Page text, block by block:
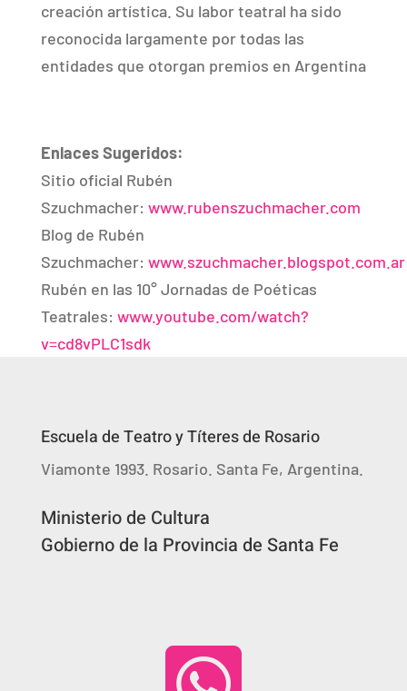
creación artística. Su labor teatral ha sido
reconocida largamente por todas las
entidades que otorgan premios en Argentina
Enlaces Sugeridos:
Sitio oficial Rubén
Szuchmacher: www.rubenszuchmacher.com
Blog de Rubén
Szuchmacher: www.szuchmacher.blogspot.com.ar
Rubén en las 10° Jornadas de Poéticas
Teatrales: www.youtube.com/watch?
v=cd8vPLC1sdk
Escuela de Teatro y Títeres de Rosario
Viamonte 1993. Rosario. Santa Fe, Argentina.
Ministerio de Cultura
Gobierno de la Provincia de Santa Fe